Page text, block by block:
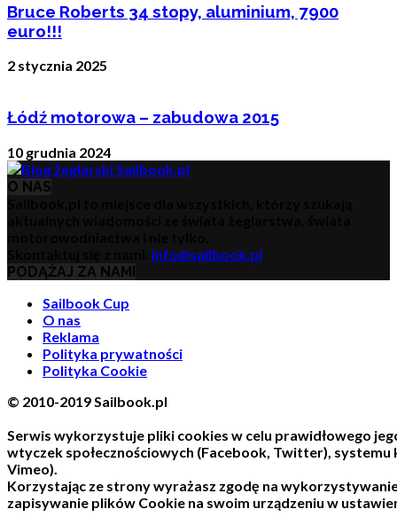
Bruce Roberts 34 stopy, aluminium, 7900
euro!!!
2 stycznia 2025
Łódź motorowa – zabudowa 2015
10 grudnia 2024
O NAS
info@sailbook.pl
PODĄŻAJ ZA NAMI
Sailbook Cup
O nas
Reklama
Polityka prywatności
Polityka Cookie
© 2010-2019 Sailbook.pl
Serwis wykorzystuje pliki cookies w celu prawidłowego
wtyczek społecznościowych (Facebook, Twitter),
Vimeo).
Korzystając ze strony wyrażasz zgodę na
zapisywanie plików Cookie na swoim urządzeniu w